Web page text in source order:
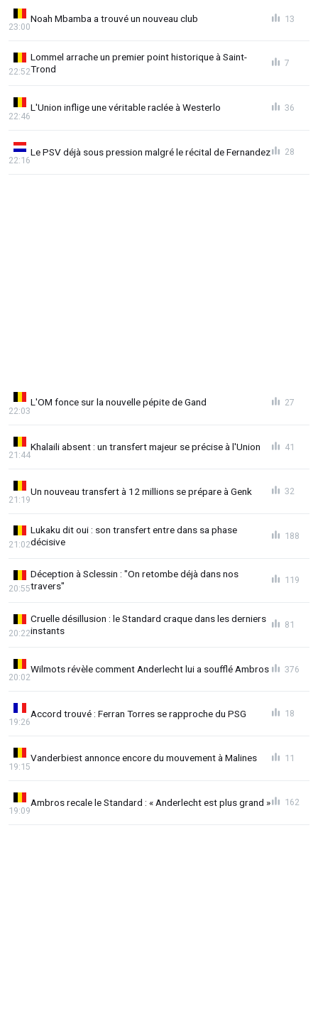
Noah Mbamba a trouvé un nouveau club
23:00
13
Lommel arrache un premier point historique à Saint-
Trond
22:52
7
L'Union inflige une véritable raclée à Westerlo
22:46
36
Le PSV déjà sous pression malgré le récital de Fernandez
22:16
28
L'OM fonce sur la nouvelle pépite de Gand
22:03
27
Khalaili absent : un transfert majeur se précise à l'Union
21:44
41
Un nouveau transfert à 12 millions se prépare à Genk
21:19
32
Lukaku dit oui : son transfert entre dans sa phase
décisive
21:02
188
Déception à Sclessin : "On retombe déjà dans nos
travers"
20:55
119
Cruelle désillusion : le Standard craque dans les derniers
instants
20:22
81
Wilmots révèle comment Anderlecht lui a soufflé Ambros
20:02
376
Accord trouvé : Ferran Torres se rapproche du PSG
19:26
18
Vanderbiest annonce encore du mouvement à Malines
19:15
11
Ambros recale le Standard : « Anderlecht est plus grand »
19:09
162